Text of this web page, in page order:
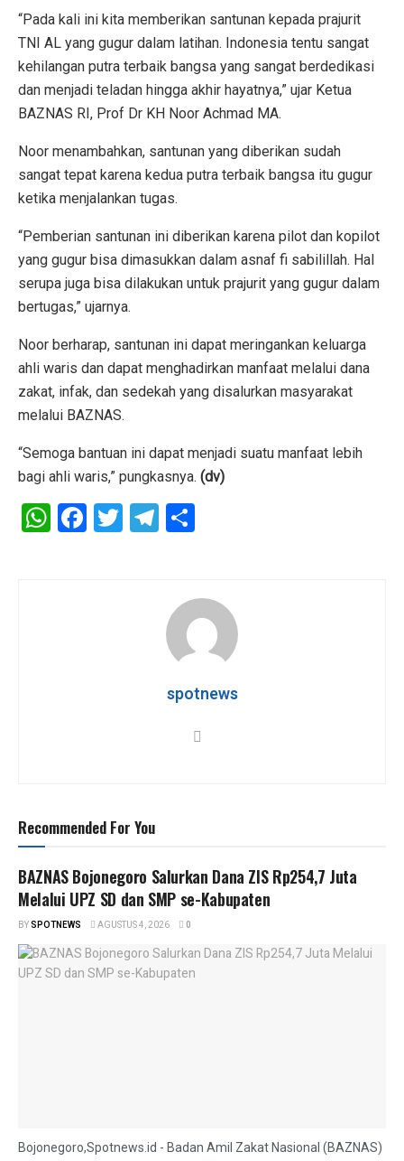
“Pada kali ini kita memberikan santunan kepada prajurit
TNI AL yang gugur dalam latihan. Indonesia tentu sangat
kehilangan putra terbaik bangsa yang sangat berdedikasi
dan menjadi teladan hingga akhir hayatnya,” ujar Ketua
BAZNAS RI, Prof Dr KH Noor Achmad MA.
Noor menambahkan, santunan yang diberikan sudah
sangat tepat karena kedua putra terbaik bangsa itu gugur
ketika menjalankan tugas.
“Pemberian santunan ini diberikan karena pilot dan kopilot
yang gugur bisa dimasukkan dalam asnaf fi sabilillah. Hal
serupa juga bisa dilakukan untuk prajurit yang gugur dalam
bertugas,” ujarnya.
Noor berharap, santunan ini dapat meringankan keluarga
ahli waris dan dapat menghadirkan manfaat melalui dana
zakat, infak, dan sedekah yang disalurkan masyarakat
melalui BAZNAS.
“Semoga bantuan ini dapat menjadi suatu manfaat lebih
bagi ahli waris,” pungkasnya. (dv)
W
h
F
a
T
wi
T
el
gr
a
m
e
spotnews
Recommended For You
BAZNAS Bojonegoro Salurkan Dana ZIS Rp254,7 Juta
Melalui UPZ SD dan SMP se-Kabupaten
BYSPOTNEWS AGUSTUS 4, 2026 0
Bojonegoro,Spotnews.id - Badan Amil Zakat Nasional (BAZNAS)